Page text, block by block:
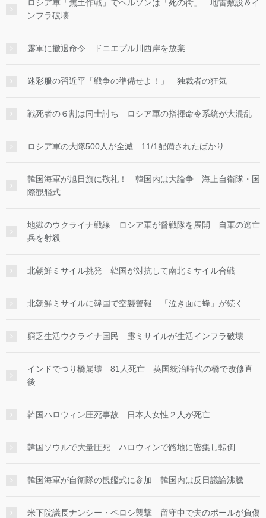
ロシア軍「焦土作戦」でヘルソンは「死の街」 地雷敷設＆イ
ンフラ破壊
露軍に撤退命令 ドニエプル川西岸を放棄
迷彩服の習近平「戦争の準備せよ！」 独裁者の狂気
戦死者の６割は同士討ち ロシア軍の指揮命令系統が大混乱
ロシア軍の大隊500人が全滅 11/1配備されたばかり
韓国海軍が旭日旗に敬礼！ 韓国内は大論争 海上自衛隊・国
際観艦式
地獄のウクライナ戦線 ロシア軍が督戦隊を展開 自軍の逃亡
兵を射殺
北朝鮮ミサイル挑発 韓国が対抗して南北ミサイル合戦
北朝鮮ミサイルに韓国で空襲警報 「泣き面に蜂」が続く
窮乏生活ウクライナ国民 露ミサイルが生活インフラ破壊
インドでつり橋崩壊 81人死亡 英国統治時代の橋で改修直
後
韓国ハロウィン圧死事故 日本人女性２人が死亡
韓国ソウルで大量圧死 ハロウィンで路地に密集し転倒
韓国海軍が自衛隊の観艦式に参加 韓国内は反日議論沸騰
米下院議長ナンシー・ペロシ襲撃 留守中で夫のポールが負傷